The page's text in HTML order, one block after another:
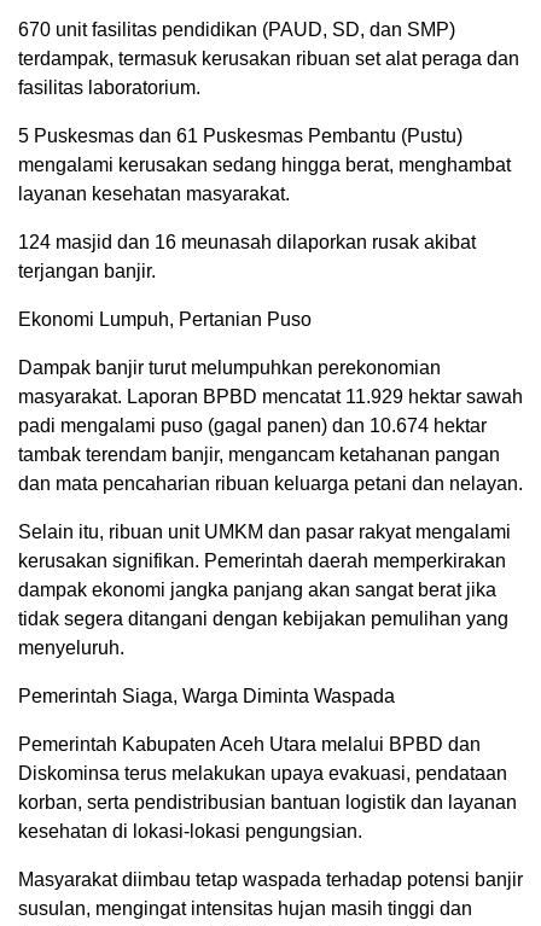
670 unit fasilitas pendidikan (PAUD, SD, dan SMP)
terdampak, termasuk kerusakan ribuan set alat peraga dan
fasilitas laboratorium.
5 Puskesmas dan 61 Puskesmas Pembantu (Pustu)
mengalami kerusakan sedang hingga berat, menghambat
layanan kesehatan masyarakat.
124 masjid dan 16 meunasah dilaporkan rusak akibat
terjangan banjir.
Ekonomi Lumpuh, Pertanian Puso
Dampak banjir turut melumpuhkan perekonomian
masyarakat. Laporan BPBD mencatat 11.929 hektar sawah
padi mengalami puso (gagal panen) dan 10.674 hektar
tambak terendam banjir, mengancam ketahanan pangan
dan mata pencaharian ribuan keluarga petani dan nelayan.
Selain itu, ribuan unit UMKM dan pasar rakyat mengalami
kerusakan signifikan. Pemerintah daerah memperkirakan
dampak ekonomi jangka panjang akan sangat berat jika
tidak segera ditangani dengan kebijakan pemulihan yang
menyeluruh.
Pemerintah Siaga, Warga Diminta Waspada
Pemerintah Kabupaten Aceh Utara melalui BPBD dan
Diskominsa terus melakukan upaya evakuasi, pendataan
korban, serta pendistribusian bantuan logistik dan layanan
kesehatan di lokasi-lokasi pengungsian.
Masyarakat diimbau tetap waspada terhadap potensi banjir
susulan, mengingat intensitas hujan masih tinggi dan